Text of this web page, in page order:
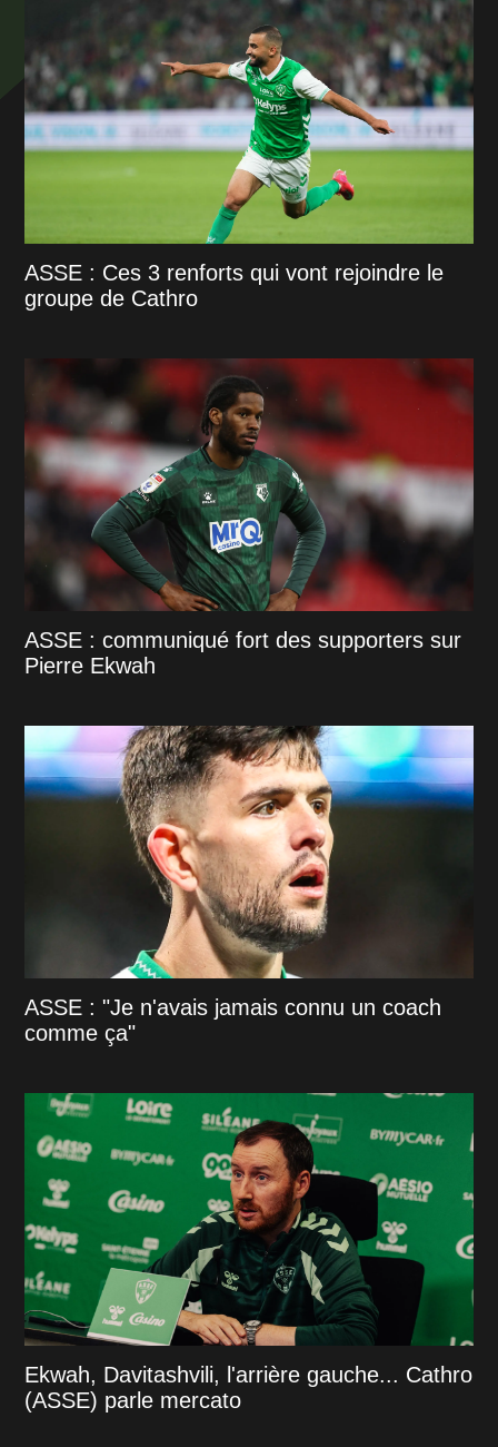
ASSE : Ces 3 renforts qui vont rejoindre le
groupe de Cathro
ASSE : communiqué fort des supporters sur
Pierre Ekwah
ASSE : "Je n'avais jamais connu un coach
comme ça"
Ekwah, Davitashvili, l'arrière gauche... Cathro
(ASSE) parle mercato